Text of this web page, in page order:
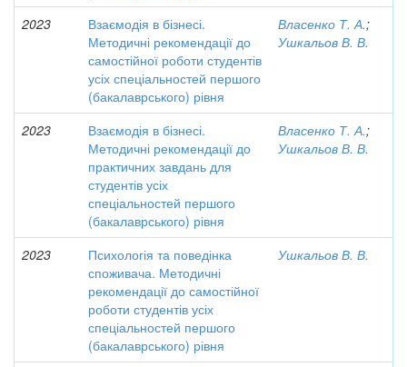
2023
Взаємодія в бізнесі.
Методичні рекомендації до
самостійної роботи студентів
усіх спеціальностей першого
(бакалаврського) рівня
Власенко Т. А.;
Ушкальов В. В.
2023
Взаємодія в бізнесі.
Методичні рекомендації до
практичних завдань для
студентів усіх
спеціальностей першого
(бакалаврського) рівня
Власенко Т. А.;
Ушкальов В. В.
2023
Психологія та поведінка
споживача. Методичні
рекомендації до самостійної
роботи студентів усіх
спеціальностей першого
(бакалаврського) рівня
Ушкальов В. В.